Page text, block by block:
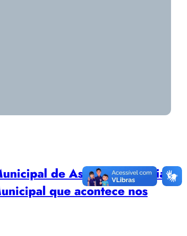
de Assistência Social
que acontece nos